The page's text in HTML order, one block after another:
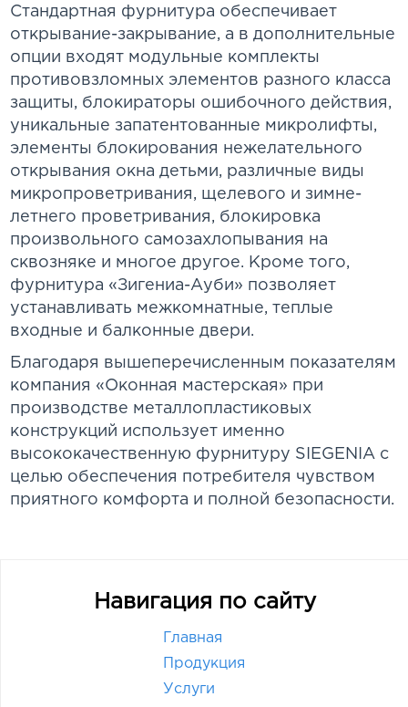
Стандартная фурнитура обеспечивает
открывание-закрывание, а в дополнительные
опции входят модульные комплекты
противовзломных элементов разного класса
защиты, блокираторы ошибочного действия,
уникальные запатентованные микролифты,
элементы блокирования нежелательного
открывания окна детьми, различные виды
микропроветривания, щелевого и зимне-
летнего проветривания, блокировка
произвольного самозахлопывания на
сквозняке и многое другое. Кроме того,
фурнитура «Зигениа-Ауби» позволяет
устанавливать межкомнатные, теплые
входные и балконные двери.
Благодаря вышеперечисленным показателям
компания «Оконная мастерская» при
производстве металлопластиковых
конструкций использует именно
высококачественную фурнитуру SIEGENIA с
целью обеспечения потребителя чувством
приятного комфорта и полной безопасности.
Навигация по сайту
Главная
Продукция
Услуги